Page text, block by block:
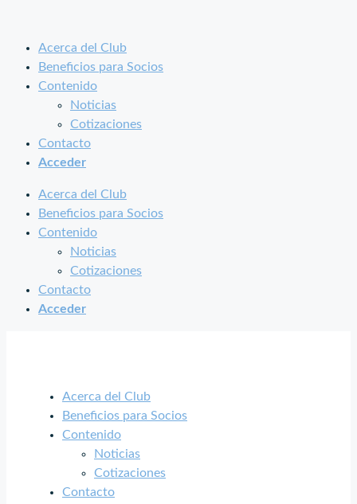
contenidoAcerca del Club
Beneficios para Socios
Contenido
Noticias
Cotizaciones
Contacto
Acceder
Acerca del Club
Beneficios para Socios
Contenido
Noticias
Cotizaciones
Contacto
Acceder
Acerca del Club
Beneficios para Socios
Contenido
Noticias
Cotizaciones
Contacto